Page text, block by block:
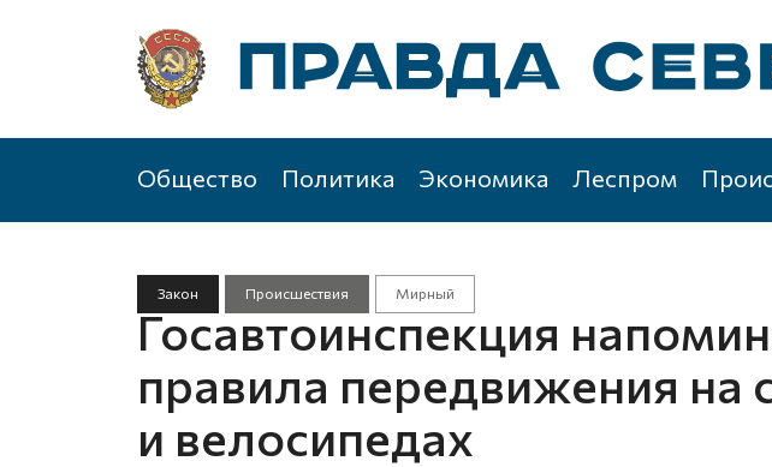
Общество Политика Экономика Леспром
Закон Происшествия Мирный
Госавтоинспекция
правила передвижения на
и велосипедах